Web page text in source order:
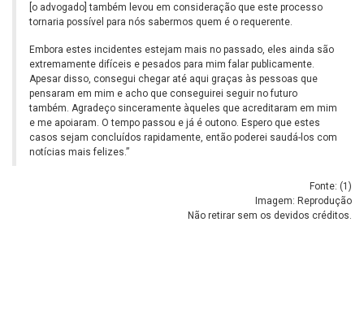
[o advogado] também levou em consideração que este processo
tornaria possível para nós sabermos quem é o requerente.
Embora estes incidentes estejam mais no passado, eles ainda são
extremamente difíceis e pesados para mim falar publicamente.
Apesar disso, consegui chegar até aqui graças às pessoas que
pensaram em mim e acho que conseguirei seguir no futuro
também. Agradeço sinceramente àqueles que acreditaram em mim
e me apoiaram. O tempo passou e já é outono. Espero que estes
casos sejam concluídos rapidamente, então poderei saudá-los com
notícias mais felizes.”
Fonte: (1 )
Imagem: Reprodução
Não retirar sem os devidos créditos.